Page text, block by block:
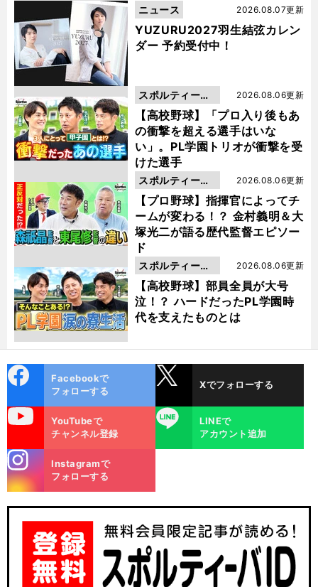
YUZURU2027羽生結弦カレン
ダー 予約受付中！
2026.08.07更新
ニュース
【高校野球】「プロ入り後もあ
の衝撃を超える選手はいな
い」。PL学園トリオが衝撃を受
けた選手
2026.08.06更新
スポルティーバ
動画
【プロ野球】指揮官によってチ
ームが変わる！？ 金村義明＆大
塚光二が語る歴代監督エピソー
ド
2026.08.06更新
スポルティーバ
動画
【高校野球】部員全員が大号
泣！？ ハードだったPL学園時
代を支えたものとは
2026.08.06更新
スポルティーバ
動画
ok
Facebookで
フォローする
Xでフォローする
YouTubeで
チャンネル登録
LINE
LINEで
アカウント追加
m
Instagramで
フォローする